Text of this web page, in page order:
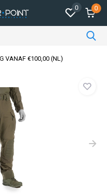
0 0
VANAF €100,00 (NL)